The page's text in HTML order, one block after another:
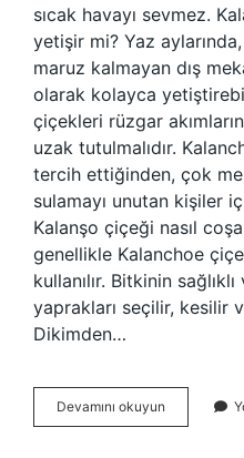
sıcak havayı sevmez.
yetişir mi? Yaz
maruz kalmayan dış
olarak kolayca
çiçekleri rüzgar
uzak tutulmalıdır.
tercih ettiğinden, çok
sulamayı unutan kişiler
Kalanşo çiçeği nasıl
genellikle Kalanchoe
kullanılır. Bitkinin
yaprakları seçilir, kesilir
Dikimden…
Devamını okuyun
Çiçeği